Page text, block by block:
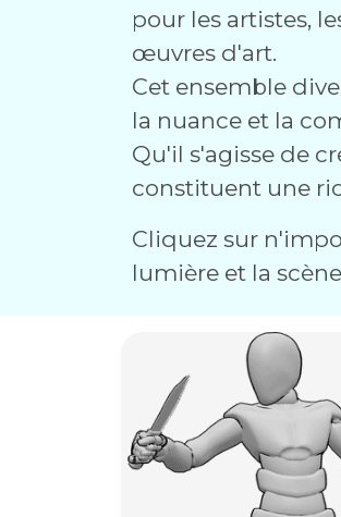
pour les artistes,
œuvres d'art.
Cet ensemble
la nuance et la
Qu'il s'agisse de
constituent une
Cliquez sur
lumière et la